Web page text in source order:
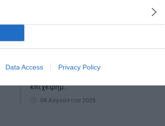
Data Access Privacy Policy
«Ελπίδα για τη Δημοκρατία». Ο
ανακοίνωσε την αποχώρησή του από το
επιχειρημ...
08 Αυγούστου 2026